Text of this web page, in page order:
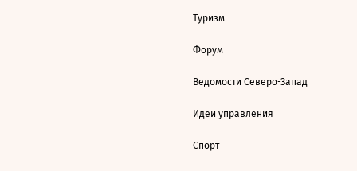
Туризм
Форум
Ведомости Северо-Запад
Идеи управления
Спорт